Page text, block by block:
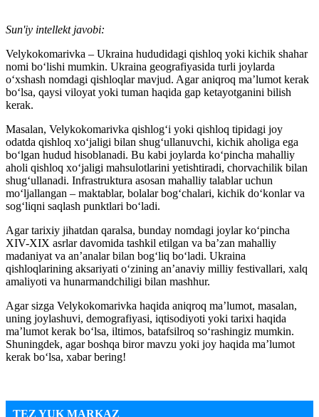
Sun'iy intellekt javobi:
Velykokomarivka – Ukraina hududidagi qishloq yoki kichik shahar
nomi bo‘lishi mumkin. Ukraina geografiyasida turli joylarda
o‘xshash nomdagi qishloqlar mavjud. Agar aniqroq ma’lumot kerak
bo‘lsa, qaysi viloyat yoki tuman haqida gap ketayotganini bilish
kerak.
Masalan, Velykokomarivka qishlog‘i yoki qishloq tipidagi joy
odatda qishloq xo‘jaligi bilan shug‘ullanuvchi, kichik aholiga ega
bo‘lgan hudud hisoblanadi. Bu kabi joylarda ko‘pincha mahalliy
aholi qishloq xo‘jaligi mahsulotlarini yetishtiradi, chorvachilik bilan
shug‘ullanadi. Infrastruktura asosan mahalliy talablar uchun
mo‘ljallangan – maktablar, bolalar bog‘chalari, kichik do‘konlar va
sog‘liqni saqlash punktlari bo‘ladi.
Agar tarixiy jihatdan qaralsa, bunday nomdagi joylar ko‘pincha
XIV-XIX asrlar davomida tashkil etilgan va ba’zan mahalliy
madaniyat va an’analar bilan bog‘liq bo‘ladi. Ukraina
qishloqlarining aksariyati o‘zining an’anaviy milliy festivallari, xalq
amaliyoti va hunarmandchiligi bilan mashhur.
Agar sizga Velykokomarivka haqida aniqroq ma’lumot, masalan,
uning joylashuvi, demografiyasi, iqtisodiyoti yoki tarixi haqida
ma’lumot kerak bo‘lsa, iltimos, batafsilroq so‘rashingiz mumkin.
Shuningdek, agar boshqa biror mavzu yoki joy haqida ma’lumot
kerak bo‘lsa, xabar bering!
TEZ YUK MARKAZ